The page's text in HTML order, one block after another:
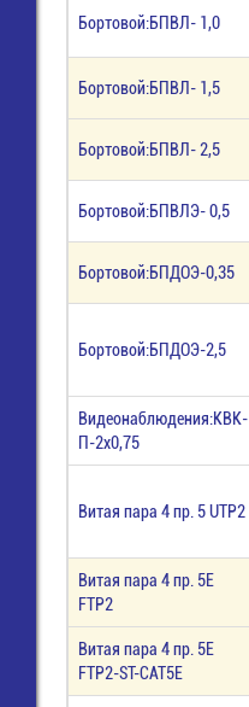
Бортовой:БПВЛ- 1,0
Бортовой:БПВЛ- 1,5
Бортовой:БПВЛ- 2,5
Бортовой:БПВЛЭ- 0,5
Бортовой:БПДОЭ-0,35
Бортовой:БПДОЭ-2,5
Видеонаблюдения:КВК-
П-2х0,75
Витая пара 4 пр. 5 UTP2
Витая пара 4 пр. 5E
FTP2
Витая пара 4 пр. 5E
FTP2-ST-CAT5E